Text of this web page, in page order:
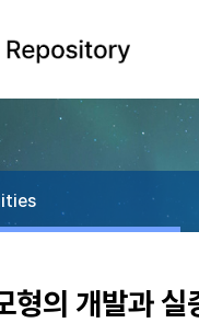
형의 개발과 실